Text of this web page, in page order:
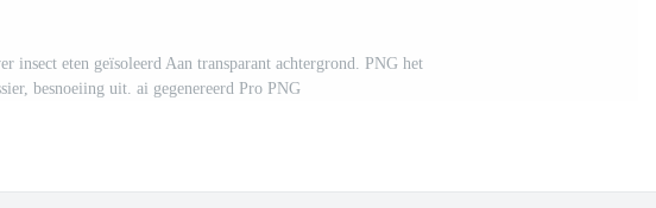
insect eten geïsoleerd Aan transparant achtergrond. PNG het
besnoeiing uit. ai gegenereerd Pro PNG